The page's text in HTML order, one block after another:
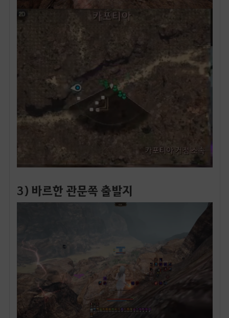
3) 바르한 관문쪽 출발지